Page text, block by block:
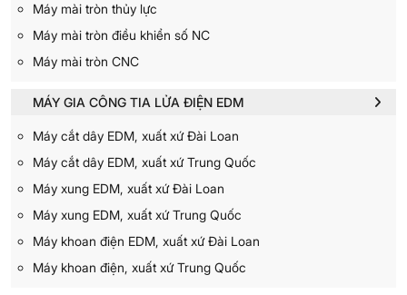
Máy mài tròn thủy lực
Máy mài tròn điều khiển số NC
Máy mài tròn CNC
MÁY GIA CÔNG TIA LỬA ĐIỆN EDM
Máy cắt dây EDM, xuất xứ Đài Loan
Máy cắt dây EDM, xuất xứ Trung Quốc
Máy xung EDM, xuất xứ Đài Loan
Máy xung EDM, xuất xứ Trung Quốc
Máy khoan điện EDM, xuất xứ Đài Loan
Máy khoan điện, xuất xứ Trung Quốc